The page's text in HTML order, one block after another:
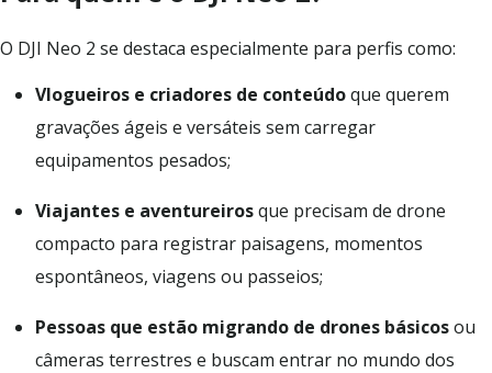
O DJI Neo 2 se destaca especialmente para perfis como:
Vlogueiros e criadores de conteúdoque querem
gravações ágeis e versáteis sem carregar
equipamentos pesados;
Viajantes e aventureirosque precisam de drone
compacto para registrar paisagens, momentos
espontâneos, viagens ou passeios;
Pessoas que estão migrando de drones básicosou
câmeras terrestres e buscam entrar no mundo dos